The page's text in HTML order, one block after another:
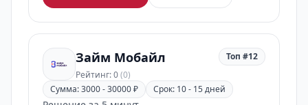
Займ Мобайл
Рейтинг: 0(0)
Топ #12
Сумма: 3000 - 30000 ₽ Срок: 10 - 15 дней